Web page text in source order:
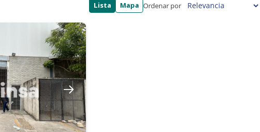
Lista Mapa Ordenar por